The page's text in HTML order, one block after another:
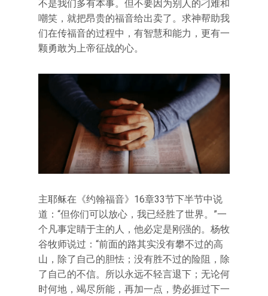
不是我们多有本事。但不要因为别人的刁难和
嘲笑，就把昂贵的福音给出卖了。求神帮助我
们在传福音的过程中，有智慧和能力，更有一
颗勇敢为上帝征战的心。
主耶稣在《约翰福音》16章33节下半节中说
道：“但你们可以放心，我已经胜了世界。”一
个凡事定睛于主的人，他必定是刚强的。杨牧
谷牧师说过：“前面的路其实没有攀不过的高
山，除了自己的胆怯；没有胜不过的险阻，除
了自己的不信。所以永远不轻言退下；无论何
时何地，竭尽所能，再加一点，势必捱过下一